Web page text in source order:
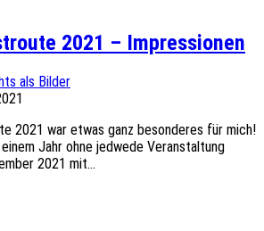
2021 – Impressionen
als Bilder
2021 war etwas ganz besonderes für mich!
Jahr ohne jedwede Veranstaltung
2021 mit...